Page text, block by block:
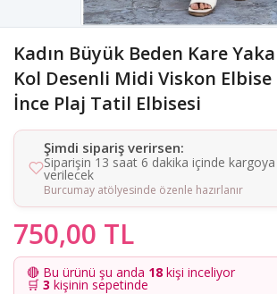
Kadın Büyük Beden Kare Yaka
Kol Desenli Midi Viskon
İnce Plaj Tatil Elbisesi
Şimdi sipariş verirsen:
Siparişin 13 saat 6 dakika içinde kargoya
verilecek
Burcumay atölyesinde özenle hazırlanır
750,00 TL
🔴 Bu ürünü şu anda 18 kişi inceliyor
🛒 3 kişinin sepetinde